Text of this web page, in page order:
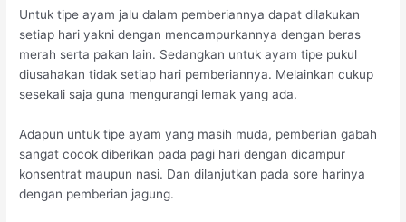
Untuk tipe ayam jalu dalam pemberiannya dapat dilakukan
setiap hari yakni dengan mencampurkannya dengan beras
merah serta pakan lain. Sedangkan untuk ayam tipe pukul
diusahakan tidak setiap hari pemberiannya. Melainkan cukup
sesekali saja guna mengurangi lemak yang ada.
Adapun untuk tipe ayam yang masih muda, pemberian gabah
sangat cocok diberikan pada pagi hari dengan dicampur
konsentrat maupun nasi. Dan dilanjutkan pada sore harinya
dengan pemberian jagung.